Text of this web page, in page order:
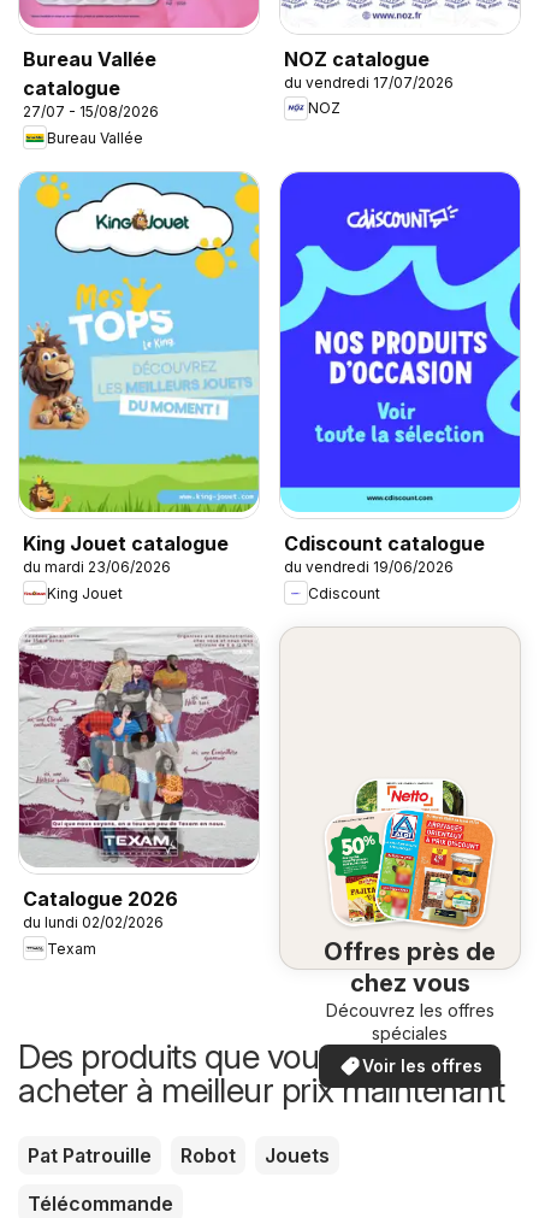
Bureau Vallée
catalogue
27/07 - 15/08/2026
Bureau Vallée
NOZ catalogue
du vendredi 17/07/2026
NOZ
King Jouet catalogue
du mardi 23/06/2026
King Jouet
Cdiscount catalogue
du vendredi 19/06/2026
Cdiscount
Catalogue 2026
du lundi 02/02/2026
Texam
Offres près de
chez vous
Découvrez les offres
spéciales
Voir les offres
Des produits que vous pouvez
acheter à meilleur prix maintenant
Pat Patrouille Robot
Jouets
Télécommande